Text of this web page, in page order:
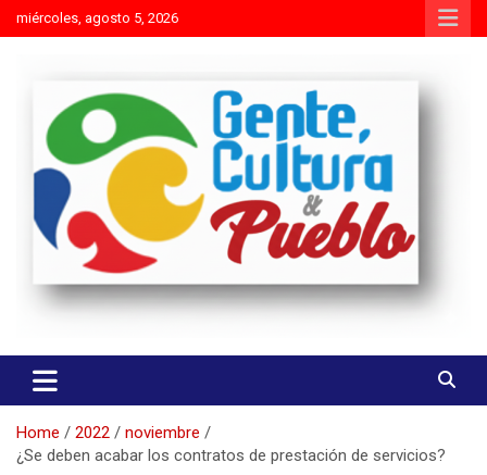
to
miércoles, agosto 5, 2026
Gente Cultura y Pueblo
Home 2022
noviembre
¿Se deben acabar los contratos de prestación de servicios?